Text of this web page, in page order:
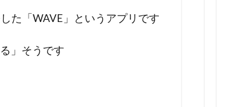
た「WAVE」というアプリです
」そうです